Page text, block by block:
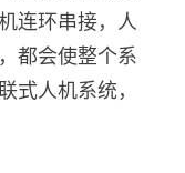
连环串接，人
都会使整个系
式人机系统，